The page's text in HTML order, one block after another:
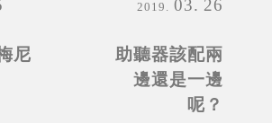
尼
2019 03 26
助聽器該配兩
邊還是一邊
呢？